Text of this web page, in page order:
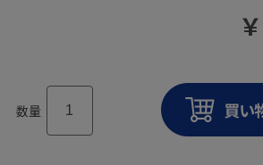
￥
数量